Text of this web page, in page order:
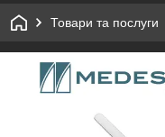
Товари та послуги